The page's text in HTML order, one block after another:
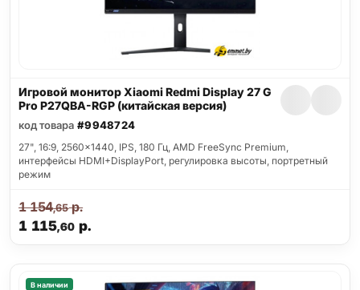
Игровой монитор Xiaomi Redmi Display 27 G
Pro P27QBA-RGP (китайская версия)
код товара #9948724
27", 16:9, 2560x1440, IPS, 180 Гц, AMD FreeSync Premium,
интерфейсы HDMI+DisplayPort, регулировка высоты, портретный
режим
1 115,60 р.
1 154,65р.
В наличии